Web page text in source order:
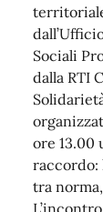
Sociali
dalla RTI
ore 13.00
raccordo:
tra